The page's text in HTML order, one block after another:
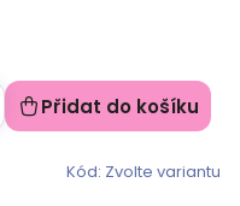
Kód: Zvolte variantu
Přidat do košíku